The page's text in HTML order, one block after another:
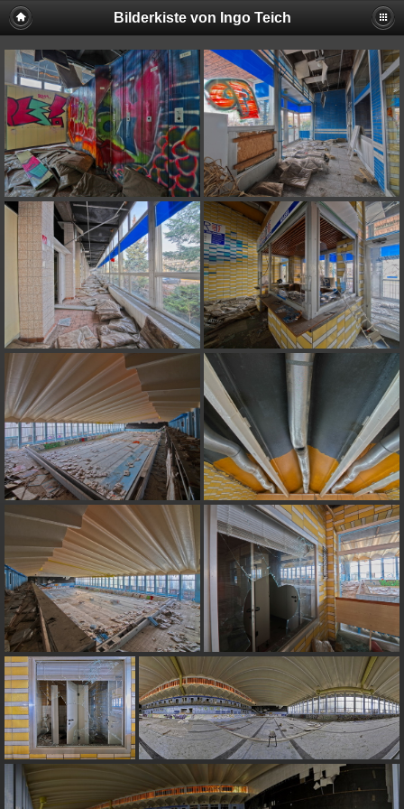
Bilderkiste von Ingo Teich